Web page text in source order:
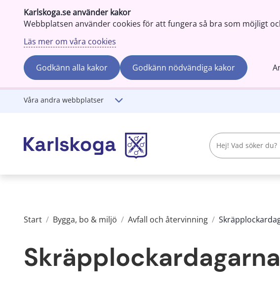
Karlskoga.se använder kakor
Webbplatsen använder cookies för att fungera så bra som möjligt
Läs mer om våra cookies
Godkänn alla kakor Godkänn nödvändiga kakor
Gå till innehåll
Våra andra webbplatser
Start / Bygga, bo & miljö / Avfall och återvinning /
Skräpplockardagarna